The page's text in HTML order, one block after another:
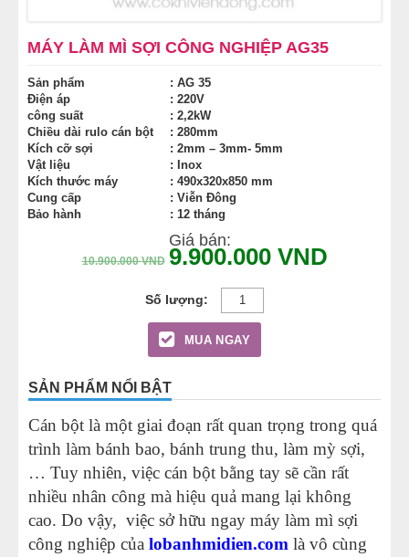
MÁY LÀM MÌ SỢI CÔNG NGHIỆP AG35
Sản phẩm
: AG 35
Điện áp
: 220V
công suất
: 2,2kW
Chiều dài rulo cán bột
: 280mm
Kích cỡ sợi
: 2mm – 3mm- 5mm
Vật liệu
: Inox
Kích thước máy
: 490x320x850 mm
Cung cấp
: Viễn Đông
Bảo hành
: 12 tháng
Giá bán:
10.900.000VND 9.900.000 VND
MUA NGAY
SẢN PHẨM NỔI BẬT
Cán bột là một giai đoạn rất quan trọng trong quá
trình làm bánh bao, bánh trung thu, làm mỳ sợi,
… Tuy nhiên, việc cán bột bằng tay sẽ cần rất
nhiều nhân công mà hiệu quả mang lại không
cao. Do vậy, việc sở hữu ngay máy làm mì sợi
công nghiệp của lobanhmidien.com là vô cùng
LINH KIỆN THIẾT BỊ LÀM BÁNH
DÂY CHUYỀN LÀM BÁNH MÌ
DÂY CHUYỀN LÀM BÁNH NGỌT
DÂY CHUYỀN LÀM BÁNH BAO
DÂY CHUYỀN LÀM BÁNH TRUNG THU